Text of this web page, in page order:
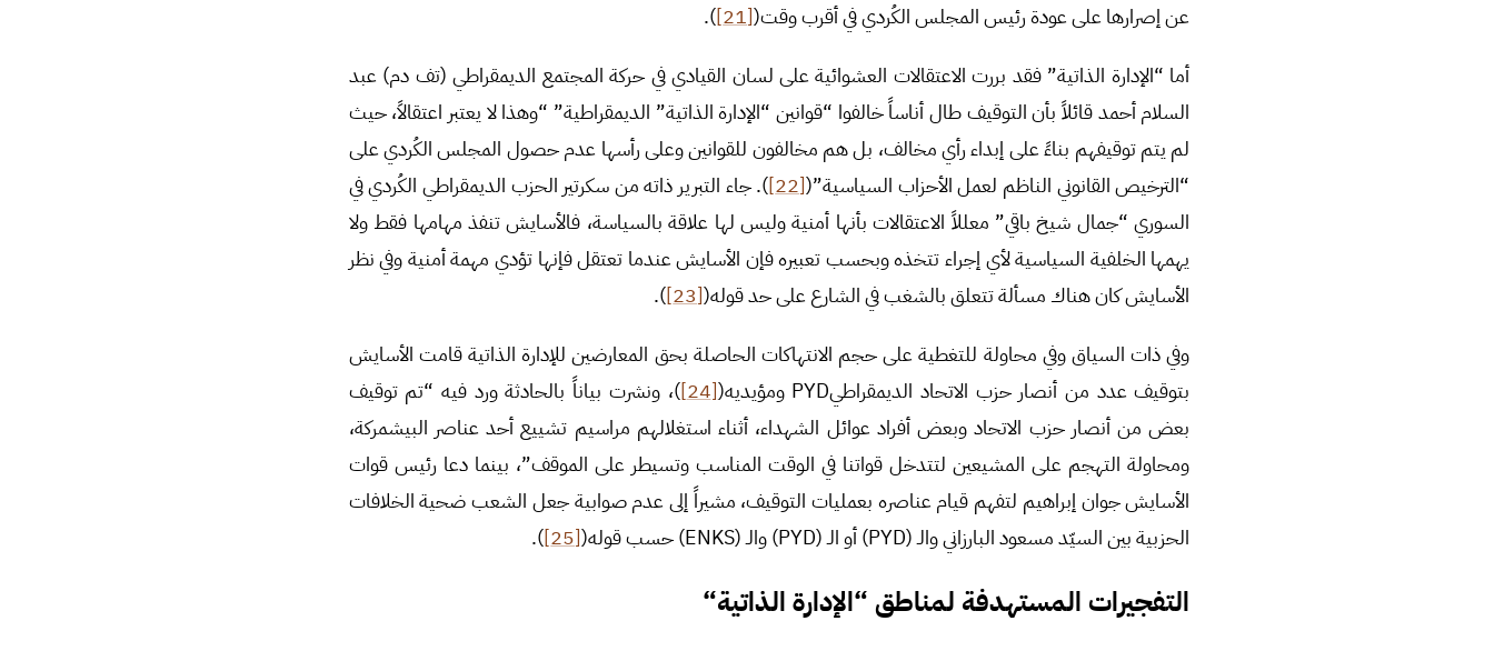
عن إصرارها على عودة رئيس المجلس الكُردي في أقرب وقت([21]
).
أما “الإدارة الذاتية” فقد بررت الاعتقالات العشوائية على لسان القيادي في حركة المجتمع الديمقراطي (تف دم) عبد
السلام أحمد قائلاً بأن التوقيف طال أناساً خالفوا “قوانين “الإدارة الذاتية” الديمقراطية” “وهذا لا يعتبر اعتقالاً، حيث
لم يتم توقيفهم بناءً على إبداء رأي مخالف، بل هم مخالفون للقوانين وعلى رأسها عدم حصول المجلس الكُردي على
“الترخيص القانوني الناظم لعمل الأحزاب السياسية”([22]
). جاء التبرير ذاته من سكرتير الحزب الديمقراطي الكُردي في
السوري “جمال شيخ باقي” معللاً الاعتقالات بأنها أمنية وليس لها علاقة بالسياسة، فالأسايش تنفذ مهامها فقط ولا
يهمها الخلفية السياسية لأي إجراء تتخذه وبحسب تعبيره فإن الأسايش عندما تعتقل فإنها تؤدي مهمة أمنية وفي نظر
الأسايش كان هناك مسألة تتعلق بالشغب في الشارع على حد قوله([23]
).
وفي ذات السياق وفي محاولة للتغطية على حجم الانتهاكات الحاصلة بحق المعارضين للإدارة الذاتية قامت الأسايش
بتوقيف عدد من أنصار حزب الاتحاد الديمقراطيPYD ومؤيديه(
[24]
)، ونشرت بياناً بالحادثة ورد فيه “تم توقيف
بعض من أنصار حزب الاتحاد وبعض أفراد عوائل الشهداء، أثناء استغلالهم مراسيم تشييع أحد عناصر البيشمركة،
ومحاولة التهجم على المشيعين لتتدخل قواتنا في الوقت المناسب وتسيطر على الموقف”، بينما دعا رئيس قوات
الأسايش جوان إبراهيم لتفهم قيام عناصره بعمليات التوقيف، مشيراً إلى عدم صوابية جعل الشعب ضحية الخلافات
الحزبية بين السيّد مسعود البارزاني والـ (PYD) أو الـ (PYD) والـ (ENKS) حسب قوله(
[25]
).
التفجيرات المستهدفة لمناطق “الإدارة الذاتية“